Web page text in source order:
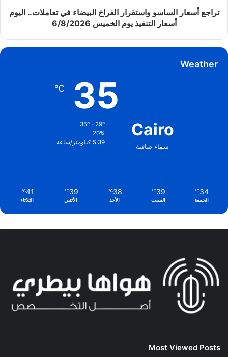
تراجع أسعار الساسو واستقرار الفراخ البيضاء في تعاملات.. اليوم
أسعار التنفيذ يوم الخميس 6/8/2026
Weather
Cairo
سماء صافية
35
℃
35º - 29º
20%
5.39 كيلومتر/ساعة
34
℃
الجمعة
39
℃
السبت
38
℃
الأحد
39
℃
الأثنين
41
℃
الثلاثاء
Most Viewed Posts